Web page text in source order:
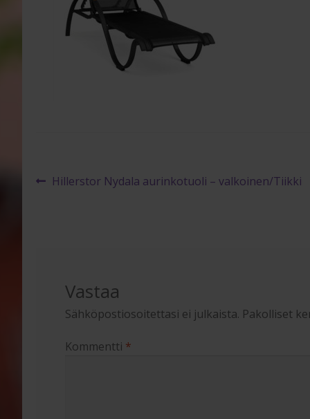
Artikkelien
Edellinen
Hillerstor Nydala aurinkotuoli – valkoinen/Tiikki
Vastaa
Sähköpostiosoitettasi ei julkaista. Pakolliset
Kommentti *